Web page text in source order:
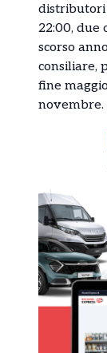
distributori
22:00, due
scorso
consiliare,
fine
novembre.